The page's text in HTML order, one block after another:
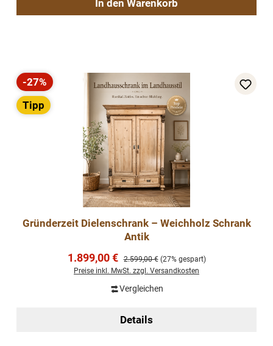
In den Warenkorb
Rabatt
-27%
Tipp
Gründerzeit Dielenschrank – Weichholz Schrank
Antik
Verkaufspreis:
1.899,00 € Regulärer Preis:
2.599,00 € (27% gespart)
Preise inkl. MwSt. zzgl. Versandkosten
Vergleichen
Details